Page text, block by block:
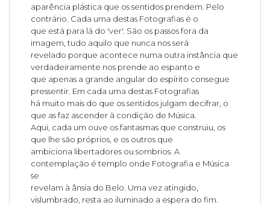
aparência plástica que os sentidos prendem. Pelo
contrário. Cada uma destas Fotografias é o
que está para lá do 'ver'. São os passos fora da
imagem, tudo aquilo que nunca nos será
revelado porque acontece numa outra instância que
verdadeiramente nos prende ao espanto e
que apenas a grande angular do espírito consegue
pressentir. Em cada uma destas Fotografias
há muito mais do que os sentidos julgam decifrar, o
que as faz ascender à condição de Música.
Aqui, cada um ouve os fantasmas que construiu, os
que lhe são próprios, e os outros que
ambiciona libertadores ou sombrios. A
contemplação é templo onde Fotografia e Música
se
revelam à ânsia do Belo. Uma vez atingido,
vislumbrado, resta ao iluminado a espera do fim.